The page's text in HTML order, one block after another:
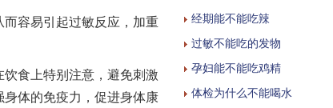
容易引起过敏反应，加重
食上特别注意，避免刺激
体的免疫力，促进身体康
经期能不能吃辣
过敏不能吃的发物
孕妇能不能吃鸡精
体检为什么不能喝水